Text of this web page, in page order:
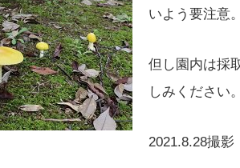
いよう要注意
但し園内は採
しみください
2021.8.28撮影